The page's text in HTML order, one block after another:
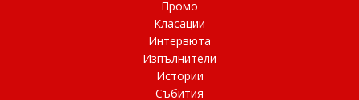
Промо
Класации
Интервюта
Изпълнители
Истории
Събития